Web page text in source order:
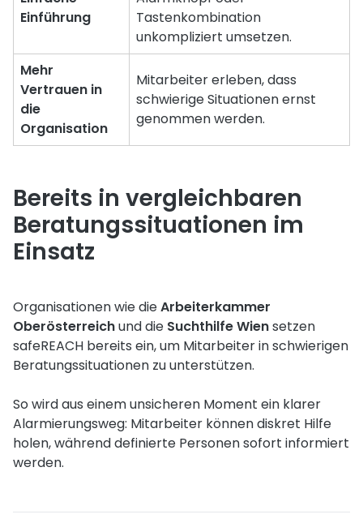
Einführung
Tastenkombination
unkompliziert umsetzen.
Mehr
Vertrauen in
die
Organisation
Mitarbeiter erleben, dass
schwierige Situationen ernst
genommen werden.
Bereits in vergleichbaren
Beratungssituationen im
Einsatz
Organisationen wie dieArbeiterkammer
Oberösterreichund die Suchthilfe Wiensetzen
safeREACH bereits ein, um Mitarbeiter in schwierigen
Beratungssituationen zu unterstützen.
So wird aus einem unsicheren Moment ein klarer
Alarmierungsweg: Mitarbeiter können diskret Hilfe
holen, während definierte Personen sofort informiert
werden.